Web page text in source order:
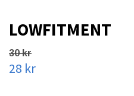
LOWFITMENT
30 kr
28 kr